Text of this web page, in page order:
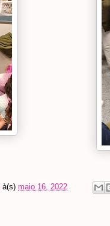
à(s) maio 16, 2022